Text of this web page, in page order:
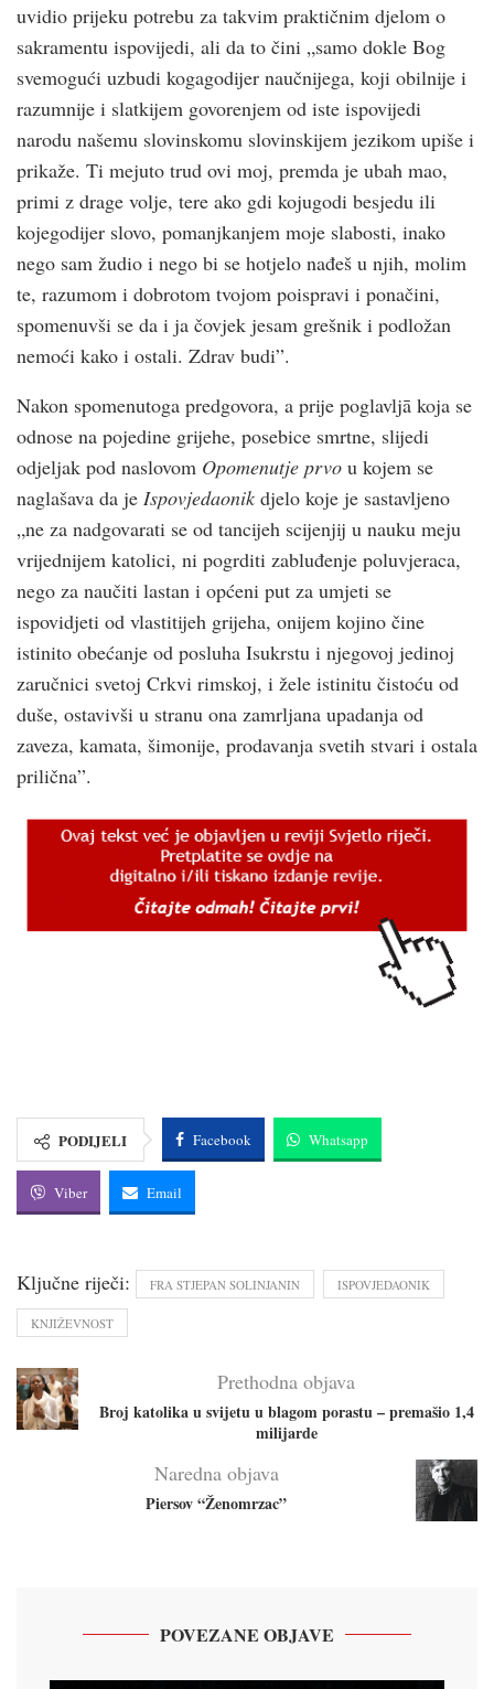
uvidio prijeku potrebu za takvim praktičnim djelom o
sakramentu ispovijedi, ali da to čini „samo dokle Bog
svemogući uzbudi kogagodijer naučnijega, koji obilnije i
razumnije i slatkijem govorenjem od iste ispovijedi
narodu našemu slovinskomu slovinskijem jezikom upiše i
prikaže. Ti mejuto trud ovi moj, premda je ubah mao,
primi z drage volje, tere ako gdi kojugodi besjedu ili
kojegodijer slovo, pomanjkanjem moje slabosti, inako
nego sam žudio i nego bi se hotjelo nađeš u njih, molim
te, razumom i dobrotom tvojom poispravi i ponačini,
spomenuvši se da i ja čovjek jesam grešnik i podložan
nemoći kako i ostali. Zdrav budi”.
Nakon spomenutoga predgovora, a prije poglavljā koja se
odnose na pojedine grijehe, posebice smrtne, slijedi
odjeljak pod naslovom Opomenutje prvo u kojem se
naglašava da je Ispovjedaonik djelo koje je sastavljeno
„ne za nadgovarati se od tancijeh scijenjij u nauku meju
vrijednijem katolici, ni pogrditi zabluđenje poluvjeraca,
nego za naučiti lastan i općeni put za umjeti se
ispovidjeti od vlastitijeh grijeha, onijem kojino čine
istinito obećanje od posluha Isukrstu i njegovoj jedinoj
zaručnici svetoj Crkvi rimskoj, i žele istinitu čistoću od
duše, ostavivši u stranu ona zamrljana upadanja od
zaveza, kamata, šimonije, prodavanja svetih stvari i ostala
prilična”.
PODIJELI Facebook Whatsapp
Viber Email
Ključne riječi: FRA STJEPAN SOLINJANIN ISPOVJEDAONIK
KNJIŽEVNOST
Prethodna objava
Broj katolika u svijetu u blagom porastu – premašio 1,4
milijarde
Naredna objava
Piersov “Ženomrzac”
POVEZANE OBJAVE